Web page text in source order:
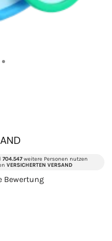
704.547weitere Personen nutzen
VERSICHERTEN VERSAND
Bewertung